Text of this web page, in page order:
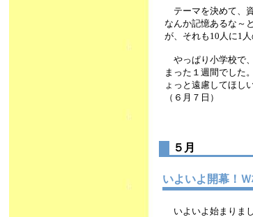
テーマを決めて、
なんか記憶あるな～
が、それも10人に1
やっぱり小学校で
まった１週間でした
ょっと遠慮してほし
（６月７日）
５月
いよいよ開幕！
いよいよ始まりま